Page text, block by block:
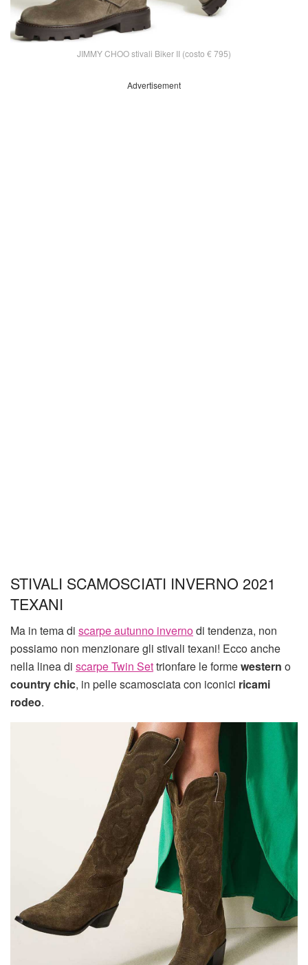
JIMMY CHOO stivali Biker II (costo € 795)
Advertisement
STIVALI SCAMOSCIATI INVERNO 2021
TEXANI
Ma in tema di scarpe autunno invernodi tendenza, non
possiamo non menzionare gli stivali texani! Ecco anche
nella linea di scarpe Twin Settrionfare le formewestern o
country chic, in pelle scamosciata con iconici ricami
rodeo.